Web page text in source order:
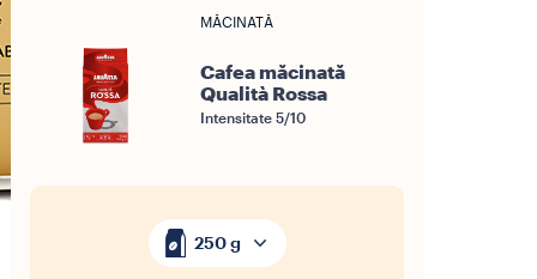
MĂCINATĂ
Cafea măcinată
Qualità Rossa
Intensitate 5/10
250 g